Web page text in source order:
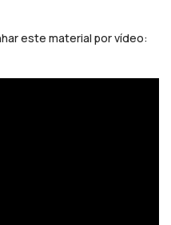
este material por vídeo: